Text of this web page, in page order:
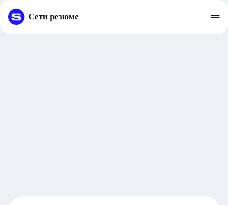
Сети резюме